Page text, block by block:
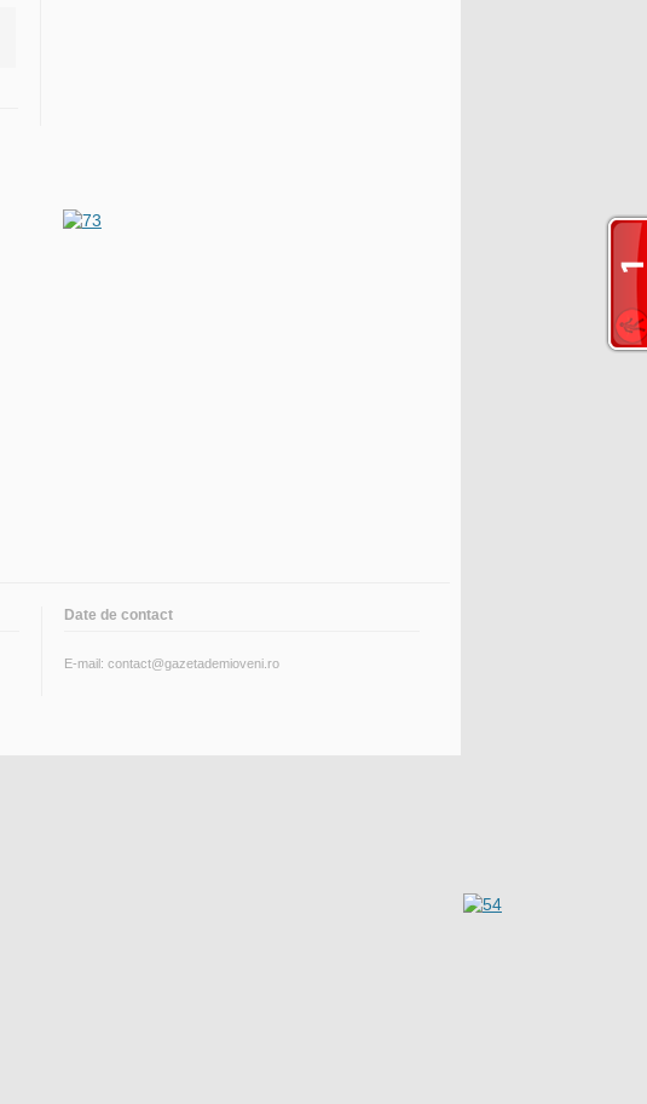
Date de contact
E-mail: contact@gazetademioveni.ro